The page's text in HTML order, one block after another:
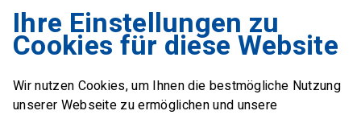
Swiss Sailing Team
Industriestrasse 51
E-Mail office@swiss-sailing-
team.ch
Ihre Einstellungen zu
Cookies für diese Website
Wir nutzen Cookies, um Ihnen die bestmögliche Nutzung
unserer Webseite zu ermöglichen und unsere